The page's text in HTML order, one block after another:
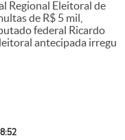
Regional Eleitoral de
de R$ 5 mil,
federal Ricardo
antecipada irregu